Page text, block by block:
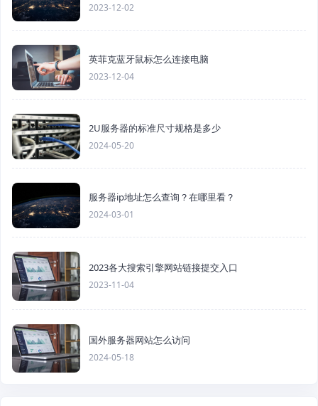
2023-12-02
英菲克蓝牙鼠标怎么连接电脑
2023-12-04
2U服务器的标准尺寸规格是多少
2024-05-20
服务器ip地址怎么查询？在哪里看？
2024-03-01
2023各大搜索引擎网站链接提交入口
2023-11-04
国外服务器网站怎么访问
2024-05-18